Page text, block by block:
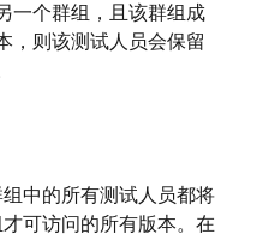
一个群组，且该群组成
，则该测试人员会保留
中的所有测试人员都将
可访问的所有版本。在